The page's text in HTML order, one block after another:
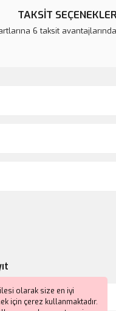
olarak size en iyi
için çerez kullanmaktadır.
TAKSİT
6 taksit